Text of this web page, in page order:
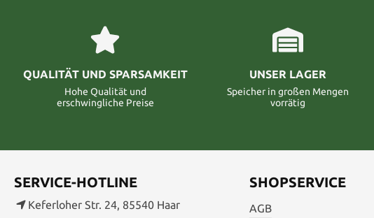
QUALITÄT UND SPARSAMKEIT
Hohe Qualität und
erschwingliche Preise
UNSER LAGER
Speicher in großen Mengen
vorrätig
SERVICE-HOTLINE
Keferloher Str. 24, 85540 Haar
SHOPSERVICE
AGB